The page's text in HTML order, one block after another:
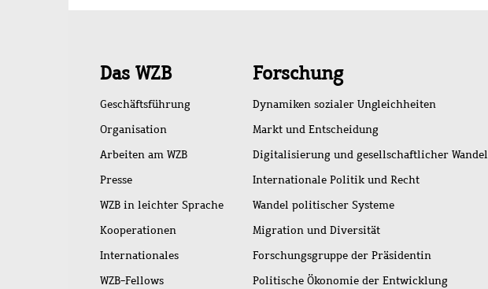
Schnellzugriff
Das WZB
Geschäftsführung
Organisation
Arbeiten am WZB
Presse
WZB in leichter Sprache
Kooperationen
Internationales
WZB-Fellows
Forschung
Dynamiken sozialer Ungleichheiten
Markt und Entscheidung
Digitalisierung und gesellschaftlicher Wandel
Internationale Politik und Recht
Wandel politischer Systeme
Migration und Diversität
Forschungsgruppe der Präsidentin
Politische Ökonomie der Entwicklung